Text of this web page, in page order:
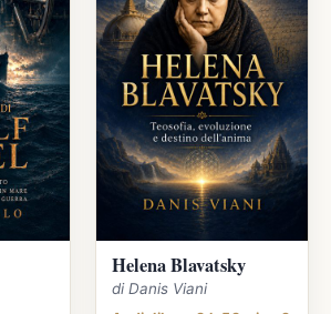
Helena Blavatsky
di Danis Viani